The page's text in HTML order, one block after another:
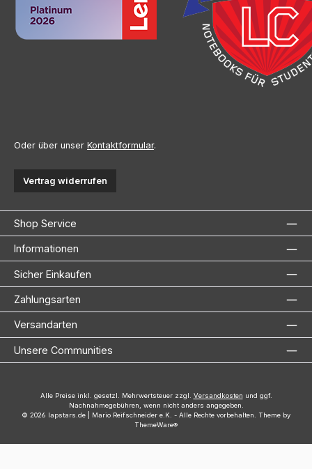
Oder über unser Kontaktformular.
Vertrag widerrufen
Shop Service
Informationen
Sicher Einkaufen
Zahlungsarten
Versandarten
Unsere Communities
Alle Preise inkl. gesetzl. Mehrwertsteuer zzgl. Versandkosten und ggf.
Nachnahmegebühren, wenn nicht anders angegeben.
© 2026 lapstars.de | Mario Reifschneider e.K. - Alle Rechte vorbehalten. Theme by
ThemeWare®